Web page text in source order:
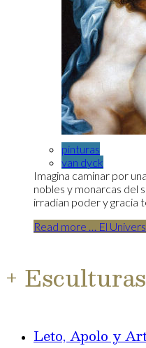
pinturas
van dyck
Imagina caminar por
nobles y monarcas del
irradian poder y gracia
Read more … El
+ Esculturas
Leto, Apolo y